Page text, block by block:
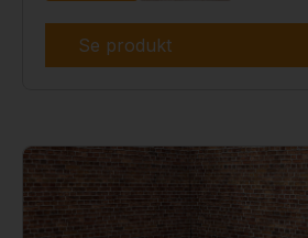
Se produkt